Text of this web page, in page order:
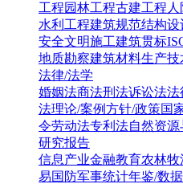
工程园林工程古建工程
水利工程建筑规范结构设
安全文明施工建筑贯标
地质勘察建筑材料生产技
法律/法学
婚姻法商法刑法诉讼法法
法理论/案例方针/政策国
令劳动法专利法自然资
研究报告
信息产业金融教育农林牧
易国防军事统计年鉴/数